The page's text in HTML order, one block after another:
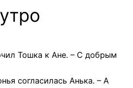
Тошка к Ане. – С добрым
согласилась Анька. – А